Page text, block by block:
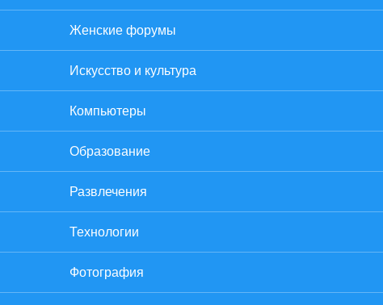
Женские форумы
Искусство и культура
Компьютеры
Образование
Развлечения
Технологии
Фотография